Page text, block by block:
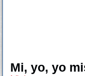
Mi, yo, yo